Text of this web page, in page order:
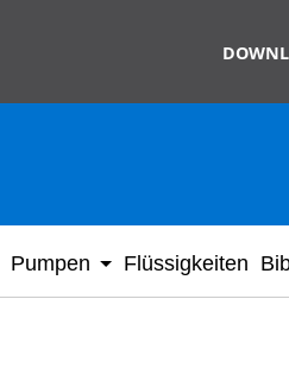
Pumpen Flüssigkeiten